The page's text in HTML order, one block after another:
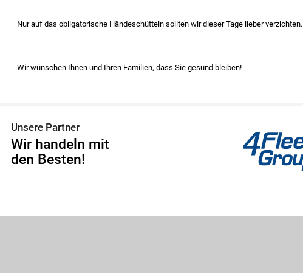
Nur auf das obligatorische Händeschütteln sollten wir dieser Tage lieber verzichten.
Wir wünschen Ihnen und Ihren Familien, dass Sie gesund bleiben!
Unsere Partner
Wir handeln mit
den Besten!